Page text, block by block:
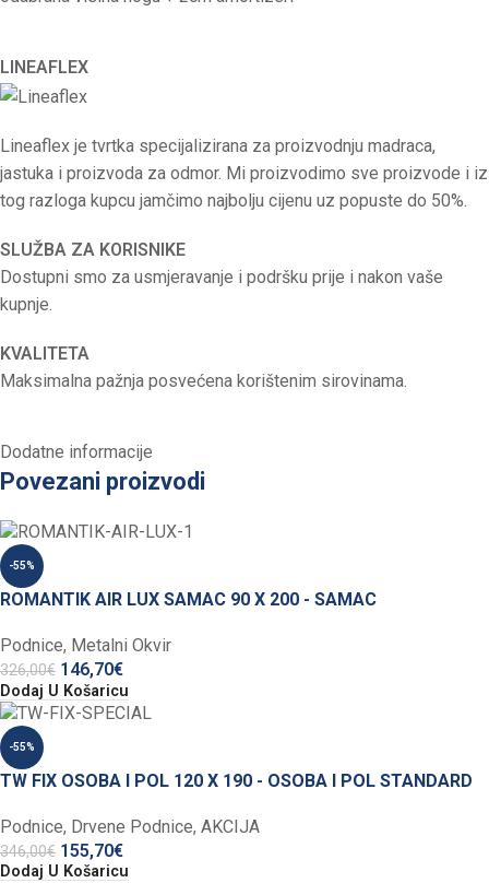
LINEAFLEX
Lineaflex je tvrtka specijalizirana za proizvodnju madraca,
jastuka i proizvoda za odmor. Mi proizvodimo sve proizvode i iz
tog razloga kupcu jamčimo najbolju cijenu uz popuste do 50%.
SLUŽBA ZA KORISNIKE
Dostupni smo za usmjeravanje i podršku prije i nakon vaše
kupnje.
KVALITETA
Maksimalna pažnja posvećena korištenim sirovinama.
Dodatne informacije
Povezani proizvodi
-55%
ROMANTIK AIR LUX SAMAC 90 X 200 - SAMAC
Podnice, Metalni Okvir
326,00€ 146,70€
Dodaj U Košaricu
-55%
TW FIX OSOBA I POL 120 X 190 - OSOBA I POL STANDARD
Podnice, Drvene Podnice, AKCIJA
346,00€ 155,70€
Dodaj U Košaricu